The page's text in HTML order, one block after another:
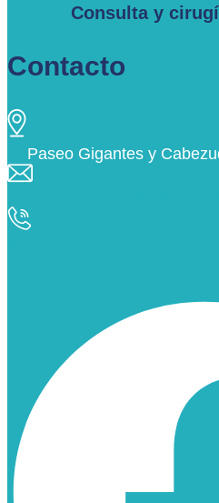
Consulta y
Contacto
Paseo Gigantes y